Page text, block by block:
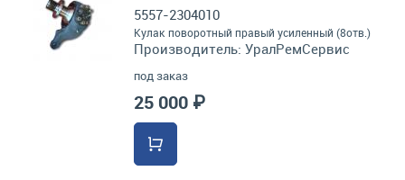
5557-2304010
Кулак поворотный правый усиленный (8отв.)
Производитель: УралРемСервис
под заказ
25 000 ₽